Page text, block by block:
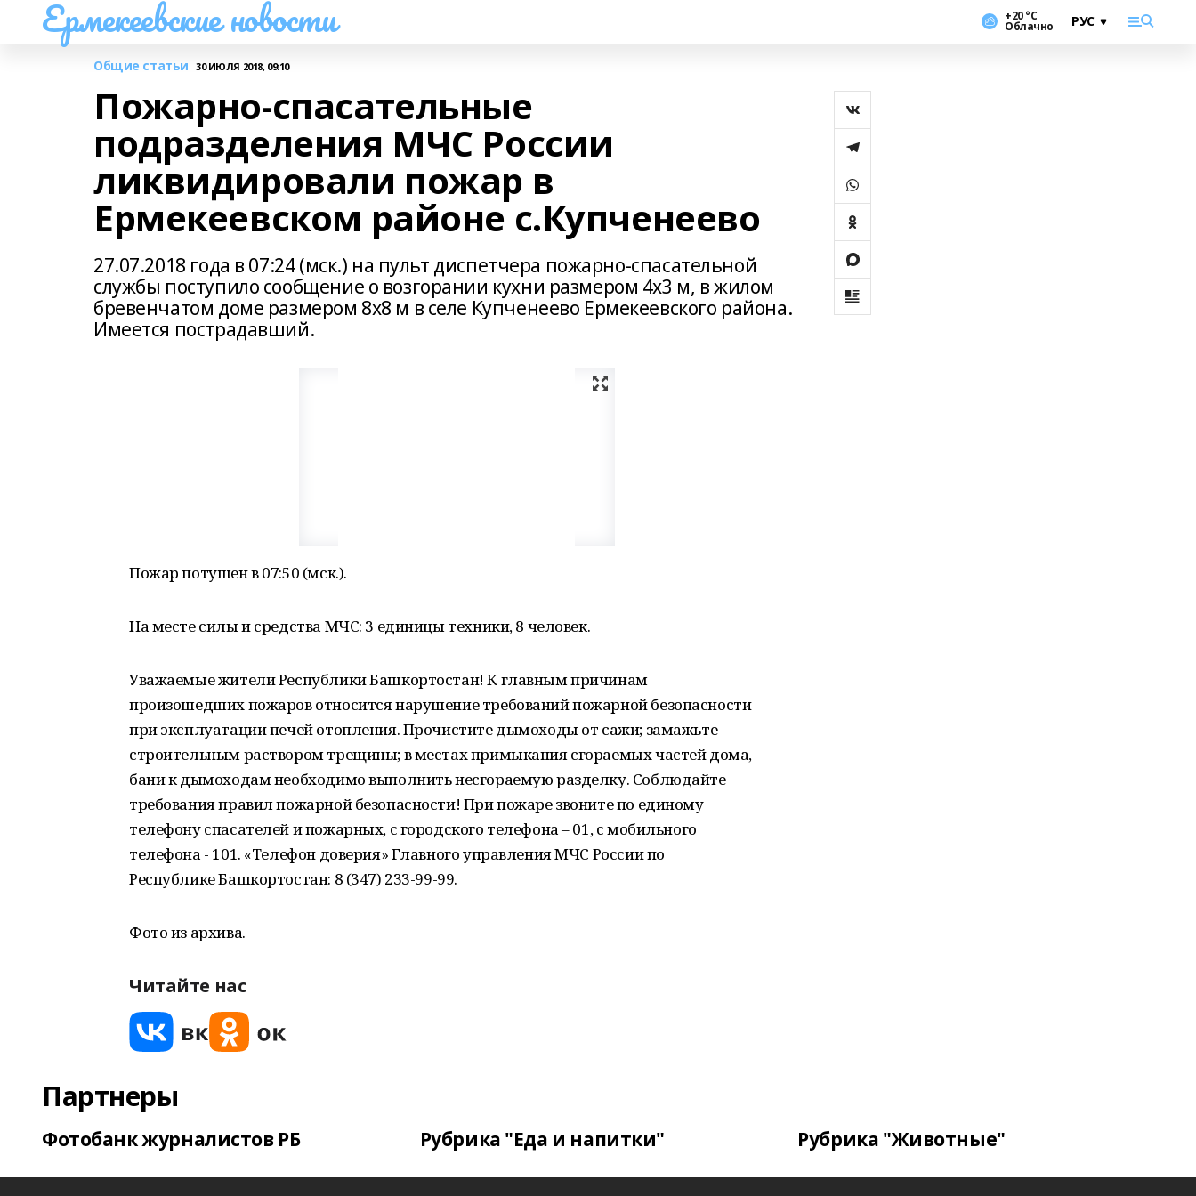
Ермекеевские новости +20 °С
Облачно
Общие статьи 30 ИЮЛЯ 2018, 09:10
Пожарно-спасательные
подразделения МЧС России
ликвидировали пожар в
Ермекеевском районе с.Купченеево
27.07.2018 года в 07:24 (мск.) на пульт диспетчера пожарно-спасательной
службы поступило сообщение о возгорании кухни размером 4х3 м, в жилом
бревенчатом доме размером 8х8 м в селе Купченеево Ермекеевского района.
Имеется пострадавший.
Пожар потушен в 07:50 (мск.).
На месте силы и средства МЧС: 3 единицы техники, 8 человек.
Уважаемые жители Республики Башкортостан! К главным причинам
произошедших пожаров относится нарушение требований пожарной безопасности
при эксплуатации печей отопления. Прочистите дымоходы от сажи; замажьте
строительным раствором трещины; в местах примыкания сгораемых частей дома,
бани к дымоходам необходимо выполнить несгораемую разделку. Соблюдайте
требования правил пожарной безопасности! При пожаре звоните по единому
телефону спасателей и пожарных, с городского телефона – 01, с мобильного
телефона - 101. «Телефон доверия» Главного управления МЧС России по
Республике Башкортостан: 8 (347) 233-99-99.
Фото из архива.
Читайте нас
Партнеры
Фотобанк журналистов РБ Рубрика "Еда и напитки" Рубрика "Животные"